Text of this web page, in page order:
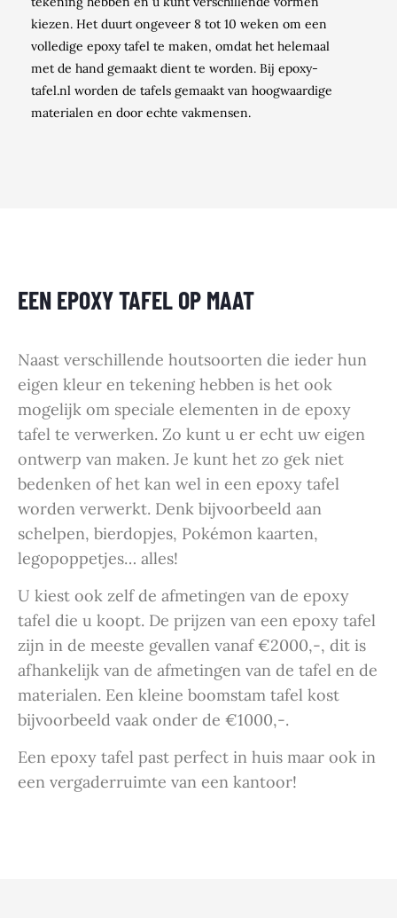
kiezen. Het duurt ongeveer 8 tot 10 weken om een
volledige epoxy tafel te maken, omdat het helemaal
met de hand gemaakt dient te worden. Bij epoxy-
tafel.nl worden de tafels gemaakt van hoogwaardige
materialen en door echte vakmensen.
EEN EPOXY TAFEL OP MAAT
Naast verschillende houtsoorten die ieder hun
eigen kleur en tekening hebben is het ook
mogelijk om speciale elementen in de epoxy
tafel te verwerken. Zo kunt u er echt uw eigen
ontwerp van maken. Je kunt het zo gek niet
bedenken of het kan wel in een epoxy tafel
worden verwerkt. Denk bijvoorbeeld aan
schelpen, bierdopjes, Pokémon kaarten,
legopoppetjes… alles!
U kiest ook zelf de afmetingen van de epoxy
tafel die u koopt. De prijzen van een epoxy tafel
zijn in de meeste gevallen vanaf €2000,-, dit is
afhankelijk van de afmetingen van de tafel en de
materialen. Een kleine boomstam tafel kost
bijvoorbeeld vaak onder de €1000,-.
Een epoxy tafel past perfect in huis maar ook in
een vergaderruimte van een kantoor!